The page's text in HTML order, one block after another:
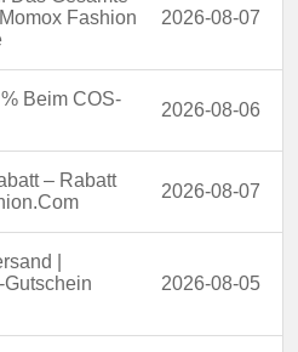
Fashion
2026-08-07
Beim COS-
2026-08-06
– Rabatt
2026-08-07
|
Gutschein
2026-08-05